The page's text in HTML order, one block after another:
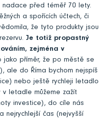
před téměř 70 lety.
a spořících účtech, či
že tyto produkty jsou
Je totiž propastný
zejména v
jako příměr, že po městě se
ale do Říma bychom nejspíš
nebo ještě rychleji letadlo
v letadle můžeme zažít
investice), do cíle nás
čas (nejvyšší